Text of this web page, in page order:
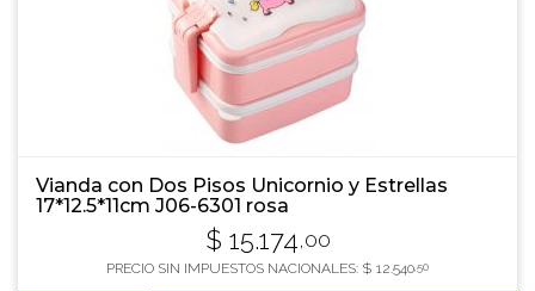
Vianda con Dos Pisos Unicornio y Estrellas
17*12.5*11cm J06-6301 rosa
$ 15.174,00
PRECIO SIN IMPUESTOS NACIONALES: $ 12.540,50